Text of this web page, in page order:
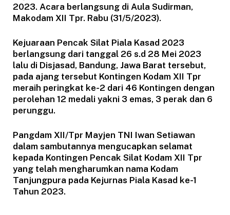
2023. Acara berlangsung di Aula Sudirman,
Makodam XII Tpr. Rabu (31/5/2023).
Kejuaraan Pencak Silat Piala Kasad 2023
berlangsung dari tanggal 26 s.d 28 Mei 2023
lalu di Disjasad, Bandung, Jawa Barat tersebut,
pada ajang tersebut Kontingen Kodam XII Tpr
meraih peringkat ke-2 dari 46 Kontingen dengan
perolehan 12 medali yakni 3 emas, 3 perak dan 6
perunggu.
Pangdam XII/Tpr Mayjen TNI Iwan Setiawan
dalam sambutannya mengucapkan selamat
kepada Kontingen Pencak Silat Kodam XII Tpr
yang telah mengharumkan nama Kodam
Tanjungpura pada Kejurnas Piala Kasad ke-1
Tahun 2023.